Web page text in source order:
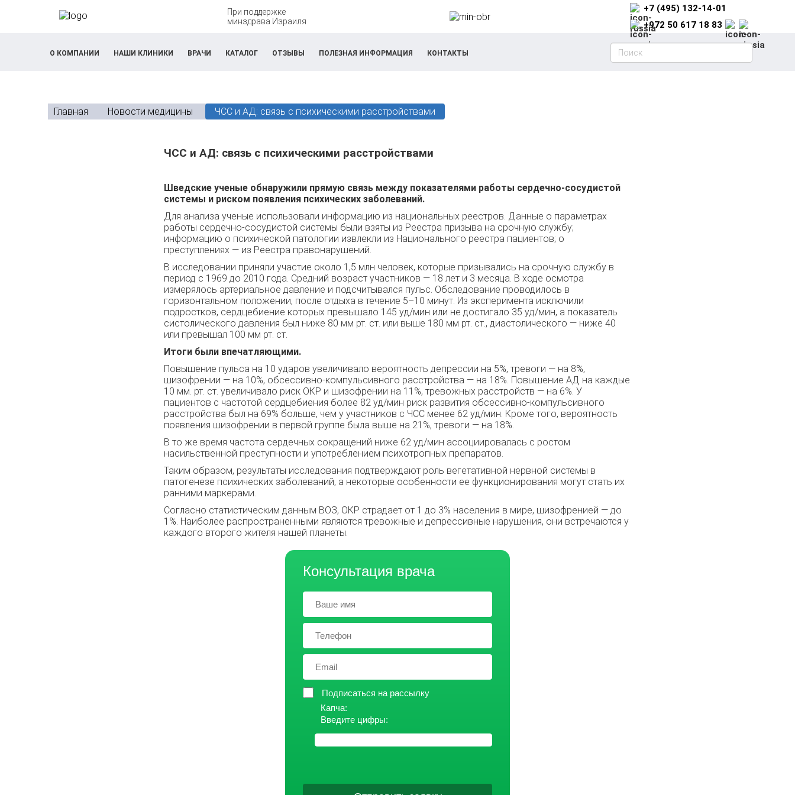
При поддержке
минздрава Израиля
+7 (495) 132-14-01
+972 50 617 18 83
О КОМПАНИИ НАШИ КЛИНИКИ ВРАЧИ КАТАЛОГ ОТЗЫВЫ ПОЛЕЗНАЯ ИНФОРМАЦИЯ КОНТАКТЫ
Главная Новости медицины ЧСС и АД: связь с психическими расстройствами
ЧСС и АД: связь с психическими расстройствами
Шведские ученые обнаружили прямую связь между показателями работы сердечно-сосудистой
системы и риском появления психических заболеваний.
Для анализа ученые использовали информацию из национальных реестров. Данные о параметрах
работы сердечно-сосудистой системы были взяты из Реестра призыва на срочную службу;
информацию о психической патологии извлекли из Национального реестра пациентов; о
преступлениях — из Реестра правонарушений.
В исследовании приняли участие около 1,5 млн человек, которые призывались на срочную службу в
период с 1969 до 2010 года. Средний возраст участников — 18 лет и 3 месяца. В ходе осмотра
измерялось артериальное давление и подсчитывался пульс. Обследование проводилось в
горизонтальном положении, после отдыха в течение 5–10 минут. Из эксперимента исключили
подростков, сердцебиение которых превышало 145 уд/мин или не достигало 35 уд/мин, а показатель
систолического давления был ниже 80 мм рт. ст. или выше 180 мм рт. ст., диастолического — ниже 40
или превышал 100 мм рт. ст.
Итоги были впечатляющими.
Повышение пульса на 10 ударов увеличивало вероятность депрессии на 5%, тревоги — на 8%,
шизофрении — на 10%, обсессивно-компульсивного расстройства — на 18%. Повышение АД на каждые
10 мм. рт. ст. увеличивало риск ОКР и шизофрении на 11%, тревожных расстройств — на 6%. У
пациентов с частотой сердцебиения более 82 уд/мин риск развития обсессивно-компульсивного
расстройства был на 69% больше, чем у участников с ЧСС менее 62 уд/мин. Кроме того, вероятность
появления шизофрении в первой группе была выше на 21%, тревоги — на 18%.
В то же время частота сердечных сокращений ниже 62 уд/мин ассоциировалась с ростом
насильственной преступности и употреблением психотропных препаратов.
Таким образом, результаты исследования подтверждают роль вегетативной нервной системы в
патогенезе психических заболеваний, а некоторые особенности ее функционирования могут стать их
ранними маркерами.
Согласно статистическим данным ВОЗ, ОКР страдает от 1 до 3% населения в мире, шизофренией — до
1%. Наиболее распространенными являются тревожные и депрессивные нарушения, они встречаются у
каждого второго жителя нашей планеты.
Консультация врача
Подписаться на рассылку
Капча:
Введите цифры: